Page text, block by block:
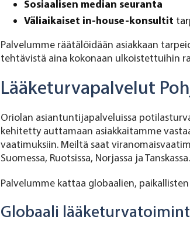
Sosiaalisen median seuranta
Väliaikaiset in-house-konsultit
Palvelumme räätälöidään asiakkaan
tehtävistä aina kokonaan ulkoistettuihin
Lääketurvapalvelut
Oriolan asiantuntijapalveluissa
kehitetty auttamaan asiakkaitamme
vaatimuksiin. Meiltä saat
Suomessa, Ruotsissa, Norjassa ja Tanskassa.
Palvelumme kattaa globaalien,
Globaali